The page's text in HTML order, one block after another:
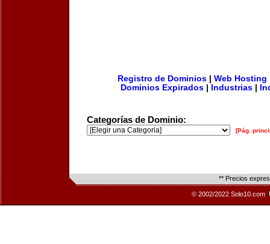
Registro de Dominios| Web Hosting
Dominios Expirados
Industrias
Categorías de Dominio:
[Pág.
** Precios
© 2002/2022 Solo10.com